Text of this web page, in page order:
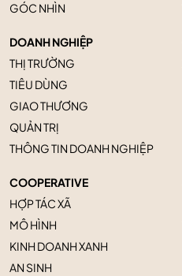
GÓC NHÌN
DOANH NGHIỆP
THỊ TRƯỜNG
TIÊU DÙNG
GIAO THƯƠNG
QUẢN TRỊ
THÔNG TIN DOANH NGHIỆP
COOPERATIVE
HỢP TÁC XÃ
MÔ HÌNH
KINH DOANH XANH
AN SINH